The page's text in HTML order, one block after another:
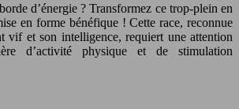
d’énergie ? Transformez ce trop-plein en
en forme bénéfique ! Cette race, reconnue
vif et son intelligence, requiert une attention
d’activité physique et de stimulation